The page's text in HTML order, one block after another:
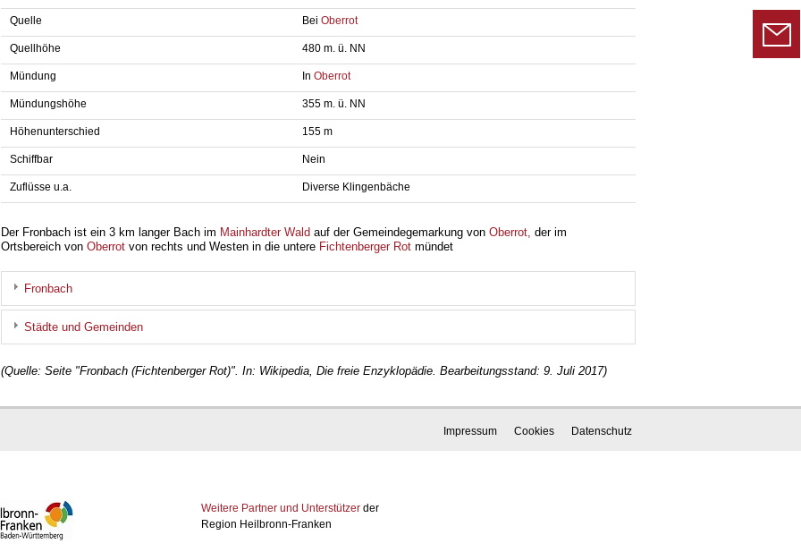
Quelle Bei Oberrot
Quellhöhe 480 m. ü. NN
Mündung In Oberrot
Mündungshöhe 355 m. ü. NN
Höhenunterschied 155 m
Schiffbar Nein
Zuflüsse u.a. Diverse Klingenbäche
Der Fronbach ist ein 3 km langer Bach im Mainhardter Wald auf der Gemeindegemarkung von Oberrot, der im
Ortsbereich von Oberrot von rechts und Westen in die untere Fichtenberger Rot mündet
Fronbach
Städte und Gemeinden
(Quelle: Seite "Fronbach (Fichtenberger Rot)". In: Wikipedia, Die freie Enzyklopädie. Bearbeitungsstand: 9. Juli 2017)
Impressum Cookies Datenschutz
Weitere Partner und Unterstützerder
Region Heilbronn-Franken